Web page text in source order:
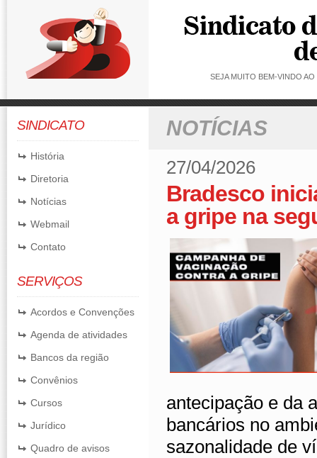
SEJA MUITO BEM-VINDO
SINDICATO
História
Diretoria
Notícias
Webmail
Contato
SERVIÇOS
Acordos e Convenções
Agenda de atividades
Bancos da região
Convênios
Cursos
Jurídico
Quadro de avisos
NOTÍCIAS
27/04/2026
Bradesco
a gripe na
antecipação e da
bancários no
sazonalidade de